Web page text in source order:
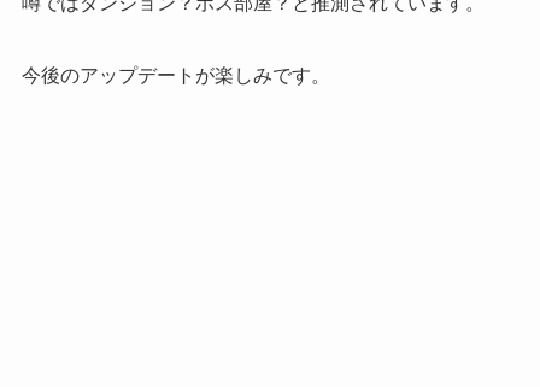
今後のアップデートが楽しみです。